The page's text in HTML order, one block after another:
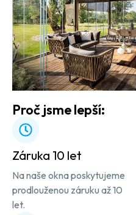
Proč jsme lepší:
Záruka 10 let
Na naše okna poskytujeme
prodlouženou záruku až 10
let.